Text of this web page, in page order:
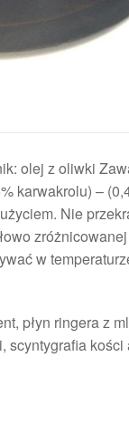
olej z oliwki
karwakrolu) –
Nie
w
płyn ringera z
scyntygrafia